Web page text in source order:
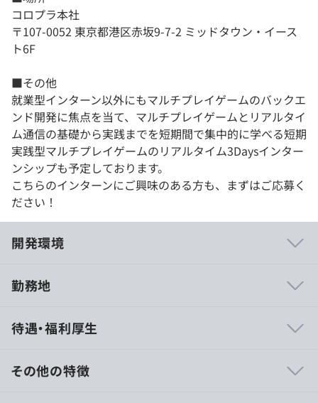
コロプラ本社
〒107-0052 東京都港区赤坂9-7-2 ミッドタウン・イース
ト6F
■その他
就業型インターン以外にもマルチプレイゲームのバックエ
ンド開発に焦点を当て、マルチプレイゲームとリアルタイ
ム通信の基礎から実践までを短期間で集中的に学べる短期
実践型マルチプレイゲームのリアルタイム3Daysインター
ンシップも予定しております。
こちらのインターンにご興味のある方も、まずはご応募く
ださい！
開発環境
身もエンジニア出身です。
すればよりよいコンテンツが作ることができ、ユーザーに
喜んでもらえるかを考える社風になっています。
勤務地
待遇・福利厚生
その他の特徴